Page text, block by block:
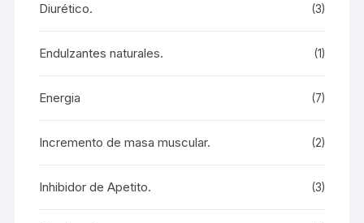
Diurético. (3)
Endulzantes naturales. (1)
Energia (7)
Incremento de masa muscular. (2)
Inhibidor de Apetito. (3)